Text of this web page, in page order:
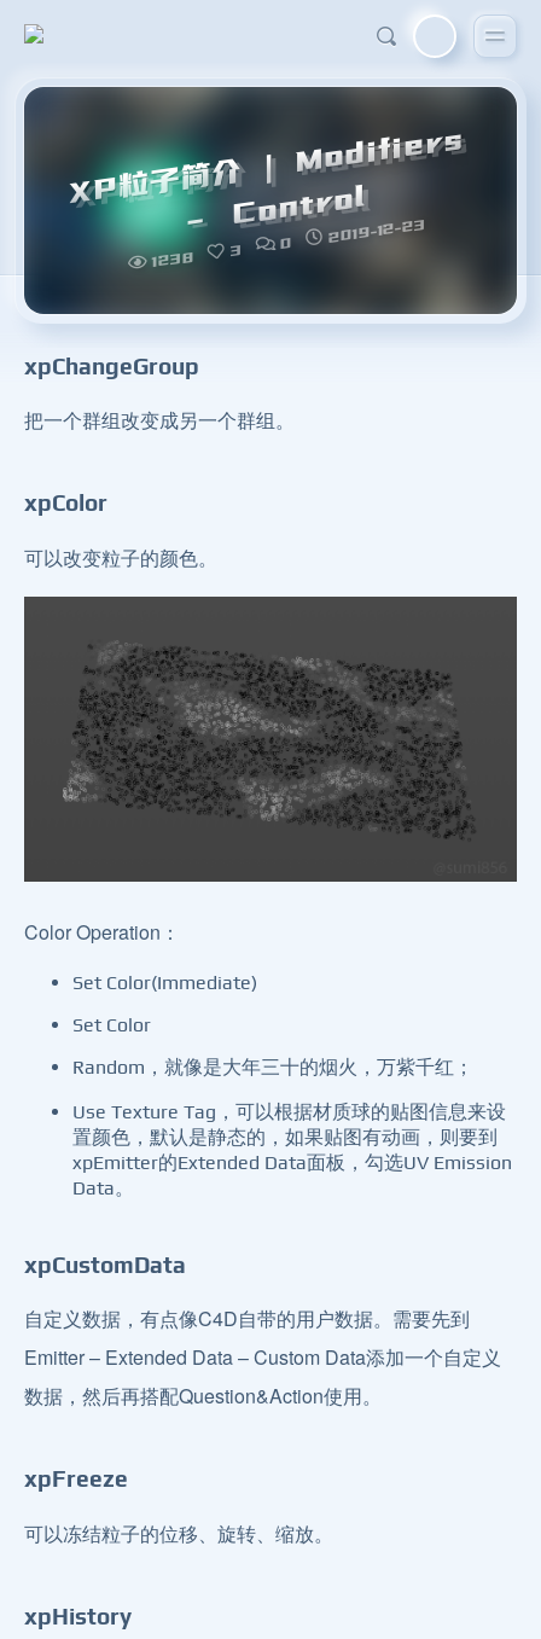
X
P
粒
子
简
介
|
M
o
difi
e
r
s
–
C
o
nt
r
ol
1238 3 0 2019-12-23
xpChangeGroup
把一个群组改变成另一个群组。
xpColor
可以改变粒子的颜色。
Color Operation：
Set Color(Immediate)
Set Color
Random，就像是大年三十的烟火，万紫千红；
Use Texture Tag，可以根据材质球的贴图信息来设
置颜色，默认是静态的，如果贴图有动画，则要到
xpEmitter的Extended Data面板，勾选UV Emission
Data。
xpCustomData
自定义数据，有点像C4D自带的用户数据。需要先到
Emitter – Extended Data – Custom Data添加一个自定义
数据，然后再搭配Question&Action使用。
xpFreeze
可以冻结粒子的位移、旋转、缩放。
xpHistory